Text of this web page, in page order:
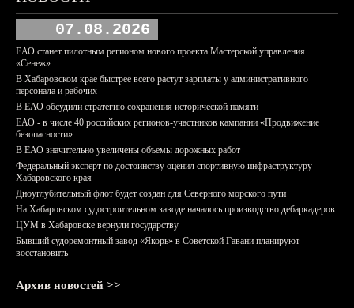
07.08.2026
ЕАО станет пилотным регионом нового проекта Мастерской управления
«Сенеж»
В Хабаровском крае быстрее всего растут зарплаты у административного
персонала и рабочих
В ЕАО обсудили стратегию сохранения исторической памяти
ЕАО - в числе 40 российских регионов-участников кампании «Продвижение
безопасности»
В ЕАО значительно увеличены объемы дорожных работ
Федеральный эксперт по достоинству оценил спортивную инфраструктуру
Хабаровского края
Дноуглубительный флот будет создан для Северного морского пути
На Хабаровском судостроительном заводе началось производство дебаркадеров
ЦУМ в Хабаровске вернули государству
Бывший судоремонтный завод «Якорь» в Советской Гавани планируют
восстановить
Архив новостей >>